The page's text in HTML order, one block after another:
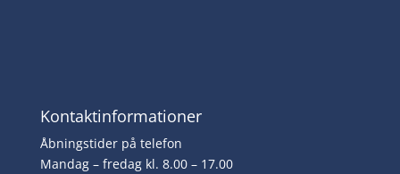
Kontaktinformationer
Åbningstider på telefon
Mandag – fredag kl. 8.00 – 17.00